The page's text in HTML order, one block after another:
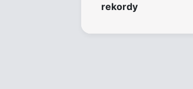
rekordy